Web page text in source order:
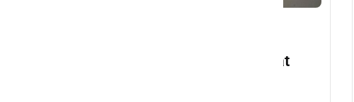
Na terasi DOSOR-ja: Tokrat